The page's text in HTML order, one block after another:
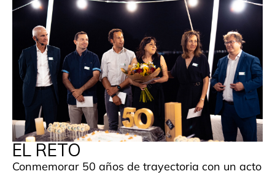
EL RETO
Conmemorar 50 años de trayectoria con un acto